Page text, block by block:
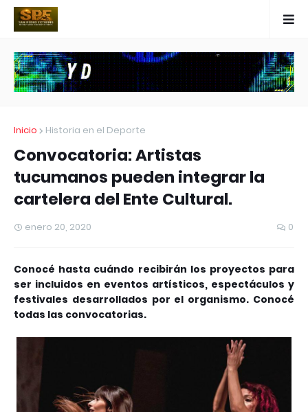
Inicio Historia en el Deporte
Convocatoria: Artistas
tucumanos pueden integrar la
cartelera del Ente Cultural.
enero 20, 2020 0
Conocé hasta cuándo recibirán los proyectos para
ser incluidos en eventos artísticos, espectáculos y
festivales desarrollados por el organismo. Conocé
todas las convocatorias.